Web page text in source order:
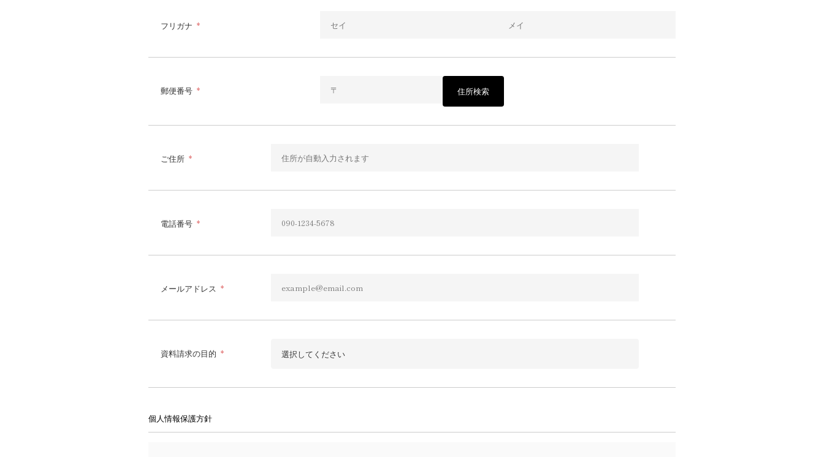
フリガナ *
郵便番号 * 住所検索
ご住所 *
電話番号 *
メールアドレス *
資料請求の目的 *
個人情報保護方針